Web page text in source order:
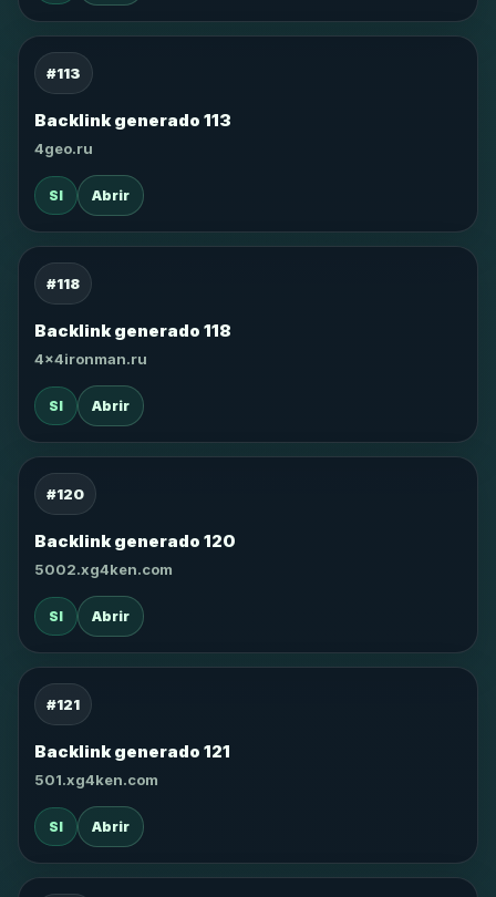
#113
Backlink generado 113
4geo.ru
SI Abrir
#118
Backlink generado 118
4x4ironman.ru
SI Abrir
#120
Backlink generado 120
5002.xg4ken.com
SI Abrir
#121
Backlink generado 121
501.xg4ken.com
SI Abrir